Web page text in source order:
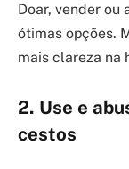
Doar, vender ou
ótimas opções.
mais clareza na
2. Use e
cestos